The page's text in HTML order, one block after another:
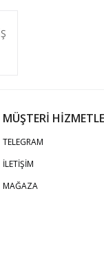
MÜŞTERİ
TELEGRAM
İLETİŞİM
MAĞAZA